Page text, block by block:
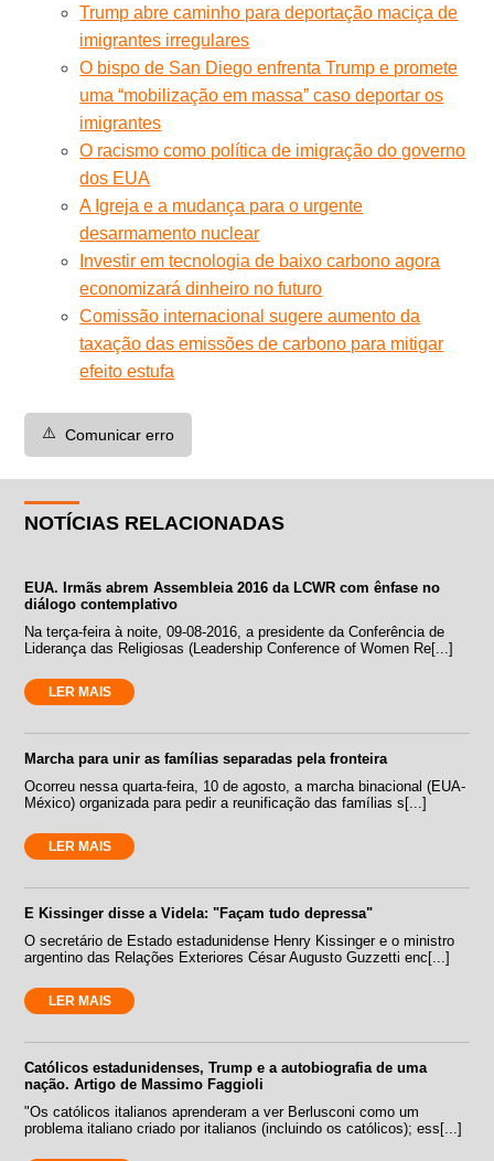
Trump abre caminho para deportação maciça de
imigrantes irregulares
O bispo de San Diego enfrenta Trump e promete
uma “mobilização em massa” caso deportar os
imigrantes
O racismo como política de imigração do governo
dos EUA
A Igreja e a mudança para o urgente
desarmamento nuclear
Investir em tecnologia de baixo carbono agora
economizará dinheiro no futuro
Comissão internacional sugere aumento da
taxação das emissões de carbono para mitigar
efeito estufa
⚠️ Comunicar erro
NOTÍCIAS RELACIONADAS
EUA. Irmãs abrem Assembleia 2016 da LCWR com ênfase no
diálogo contemplativo
Na terça-feira à noite, 09-08-2016, a presidente da Conferência de
Liderança das Religiosas (Leadership Conference of Women Re[...]
LER MAIS
Marcha para unir as famílias separadas pela fronteira
Ocorreu nessa quarta-feira, 10 de agosto, a marcha binacional (EUA-
México) organizada para pedir a reunificação das famílias s[...]
LER MAIS
E Kissinger disse a Videla: "Façam tudo depressa"
O secretário de Estado estadunidense Henry Kissinger e o ministro
argentino das Relações Exteriores César Augusto Guzzetti enc[...]
LER MAIS
Católicos estadunidenses, Trump e a autobiografia de uma
nação. Artigo de Massimo Faggioli
"Os católicos italianos aprenderam a ver Berlusconi como um
problema italiano criado por italianos (incluindo os católicos); ess[...]